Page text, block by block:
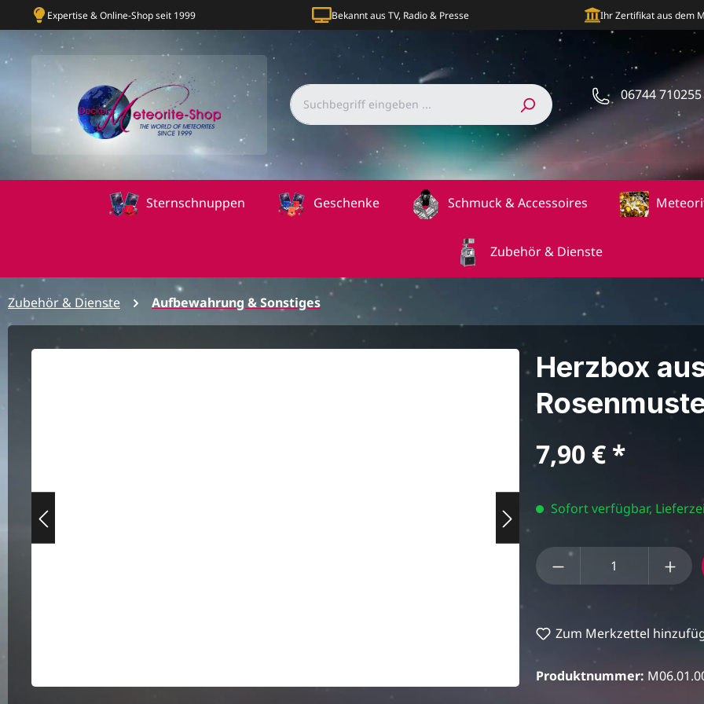
Expertise & Online-Shop seit 1999 Bekannt aus TV, Radio & Presse Ihr Zertifikat aus dem
06744 710255
Sternschnuppen Geschenke Schmuck & Accessoires
Zubehör & Dienste
Zubehör & Dienste Aufbewahrung & Sonstiges
Bildergalerie überspringen
Herzbox
Regulärer Preis:
7,90 €
Sofort verfügbar,
Produkt Anzahl:
Zum Merkzettel
Produktnummer: